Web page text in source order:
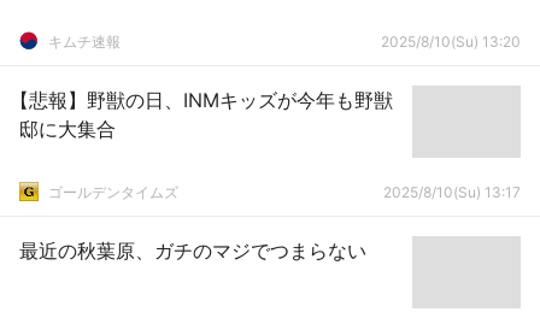
キムチ速報 2025/8/10(Su) 13:20
【悲報】野獣の日、INMキッズが今年も野獣
邸に大集合
ゴールデンタイムズ 2025/8/10(Su) 13:17
最近の秋葉原、ガチのマジでつまらない